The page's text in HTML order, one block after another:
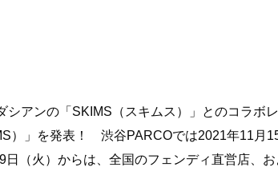
シアンの「SKIMS（スキムス）」とのコラボ
）」を発表！ 渋谷PARCOでは2021年11月
（火）からは、全国のフェンディ直営店、